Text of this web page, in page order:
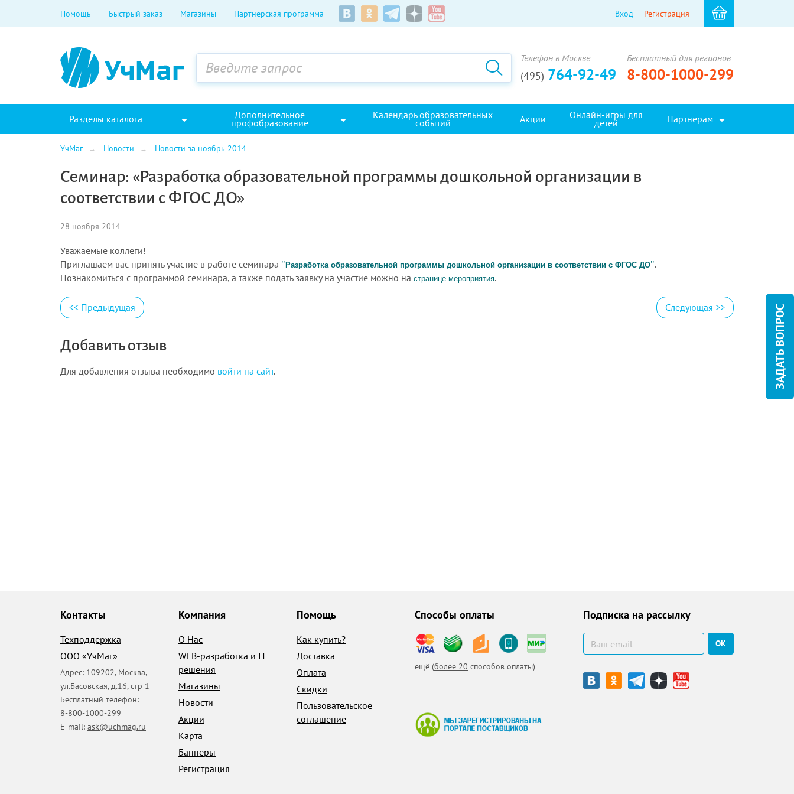
Помощь Быстрый заказ Магазины Партнерская программа Вход Регистрация
Телефон в Москве
(495) 764-92-49
Бесплатный для регионов
8-800-1000-299
Разделы каталога Дополнительное
профобразование
Календарь образовательных
событий Акции Онлайн-игры для
детей Партнерам
УчМаг Новости Новости за ноябрь 2014
Семинар: «Разработка образовательной программы дошкольной организации в
соответствии с ФГОС ДО»
28 ноября 2014
Уважаемые коллеги!
Приглашаем вас принять участие в работе семинара " Разработка образовательной программы дошкольной организации в соответствии с ФГОС ДО".
Познакомиться с программой семинара, а также подать заявку на участие можно на странице мероприятия.
<< Предыдущая Следующая >>
Добавить отзыв
Для добавления отзыва необходимо войти на сайт.
Контакты
Техподдержка
ООО «УчМаг»
Адрес: 109202, Москва,
ул.Басовская, д.16, стр 1
Бесплатный телефон:
8-800-1000-299
E-mail: ask@uchmag.ru
Компания
О Нас
WEB-разработка и IT
решения
Магазины
Новости
Акции
Карта
Баннеры
Регистрация
Помощь
Как купить?
Доставка
Оплата
Скидки
Пользовательское
соглашение
Способы оплаты
ещё (более 20 способов оплаты)
Подписка на рассылку
ОК
ЗАДАТЬ ВОПРОС